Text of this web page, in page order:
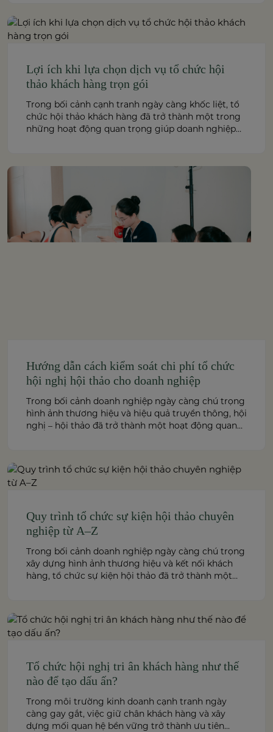
Lợi ích khi lựa chọn dịch vụ tổ chức hội
thảo khách hàng trọn gói
Trong bối cảnh cạnh tranh ngày càng khốc liệt, tổ
chức hội thảo khách hàng đã trở thành một trong
những hoạt động quan trọng giúp doanh nghiệp
Tuy nhiên, để một hội thảo diễn […]
Hướng dẫn cách kiểm soát chi phí tổ chức
hội nghị hội thảo cho doanh nghiệp
Trong bối cảnh doanh nghiệp ngày càng chú trọng
hình ảnh thương hiệu và hiệu quả truyền thông, hội
nghị – hội thảo đã trở thành một hoạt động quan
Quy trình tổ chức sự kiện hội thảo chuyên
nghiệp từ A–Z
Trong bối cảnh doanh nghiệp ngày càng chú trọng
xây dựng hình ảnh thương hiệu và kết nối khách
hàng, tổ chức sự kiện hội thảo đã trở thành một
Tổ chức hội nghị tri ân khách hàng như thế
nào để tạo dấu ấn?
Trong môi trường kinh doanh cạnh tranh ngày
càng gay gắt, việc giữ chân khách hàng và xây
dựng mối quan hệ bền vững trở thành ưu tiên